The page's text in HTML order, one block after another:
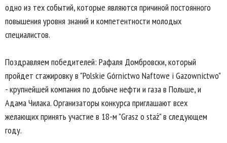
одно из тех событий, которые являются причиной постоянного
повышения уровня знаний и компетентности молодых
специалистов.
Поздравляем победителей: Рафаля Домбровски, который
пройдет стажировку в "Polskie Górnictwo Naftowe i Gazownictwo"
- крупнейшей компания по добыче нефти и газа в Польше, и
Адама Чилака. Организаторы конкурса приглашают всех
желающих принять участие в 18-м "Grasz o staż" в следующем
году.